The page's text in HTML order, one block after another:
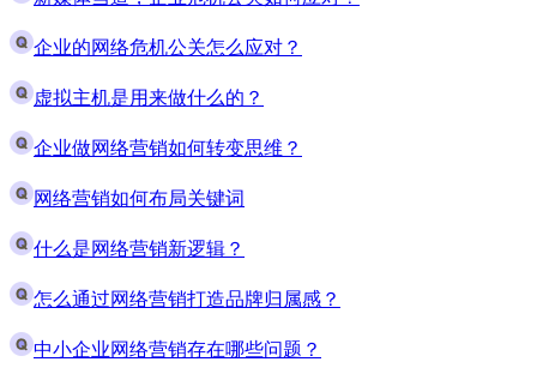
企业的网络危机公关怎么应对？
虚拟主机是用来做什么的？
企业做网络营销如何转变思维？
网络营销如何布局关键词
什么是网络营销新逻辑？
怎么通过网络营销打造品牌归属感？
中小企业网络营销存在哪些问题？